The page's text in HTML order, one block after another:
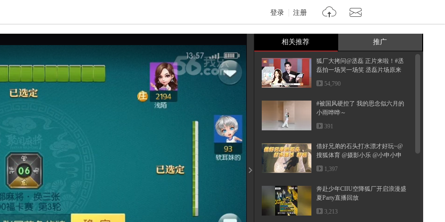
登录 注册
标准
100
相关推荐 推广
狐厂大拷问️@丞磊 正片来啦！#丞
磊拍一场哭一场笑 丞磊片场原来
是...
54,790
#被国风硬控了 我的思念似六月的
小雨哗哗～
391
借好兄弟的石头打水漂才好玩~@
搜狐体育 @摄影小乐 @小申小申
@郭大...
1,397
奔赴少年CIIU空降狐厂开启浪漫盛
夏Party直播回放
3,213